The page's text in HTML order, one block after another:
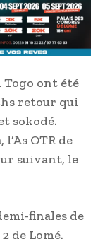
Togo ont été
retour qui
sokodé.
OTR de
suivant, le
finales de
de Lomé.